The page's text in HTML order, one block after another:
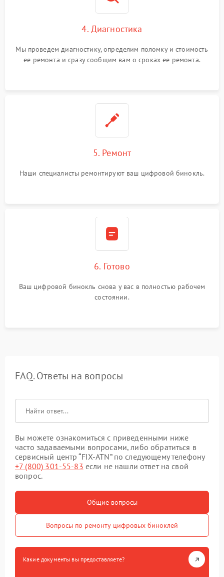
4. Диагностика
Мы проведем диагностику, определим поломку и стоимость
ее ремонта и сразу сообщим вам о сроках ее ремонта.
5. Ремонт
Наши специалисты ремонтируют ваш цифровой бинокль.
6. Готово
Ваш цифровой бинокль снова у вас в полностью рабочем
состоянии.
FAQ. Ответы на вопросы
Вы можете ознакомиться с приведенными ниже
часто задаваемыми вопросами, либо обратиться в
сервисный центр “FIX-ATN” по следующему телефону
+7 (800) 301-55-83 если не нашли ответ на свой
вопрос.
Общие вопросы
Вопросы по ремонту цифровых биноклей
Какие документы вы предоставляете?